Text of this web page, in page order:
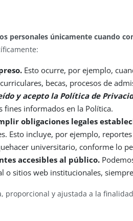
personales únicamente cuando
Esto ocurre, por ejemplo,
becas, procesos de
y acepto la Política de
fines informados en la Política.
obligaciones legales
Esto incluye, por ejemplo,
universitario, conforme lo
accesibles al público.
o sitios web institucionales,
proporcional y ajustada a la